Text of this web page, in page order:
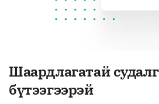
Шаардлагатай
бүтээгээрэй